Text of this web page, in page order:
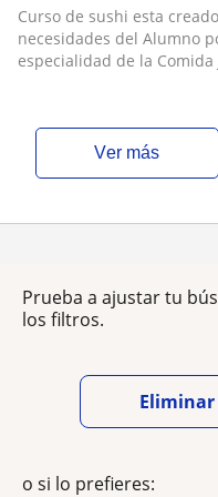
Curso de sushi esta
necesidades del Alumno
especialidad de la Comida
ver más
Prueba a ajustar tu
los filtros.
o si lo prefieres: